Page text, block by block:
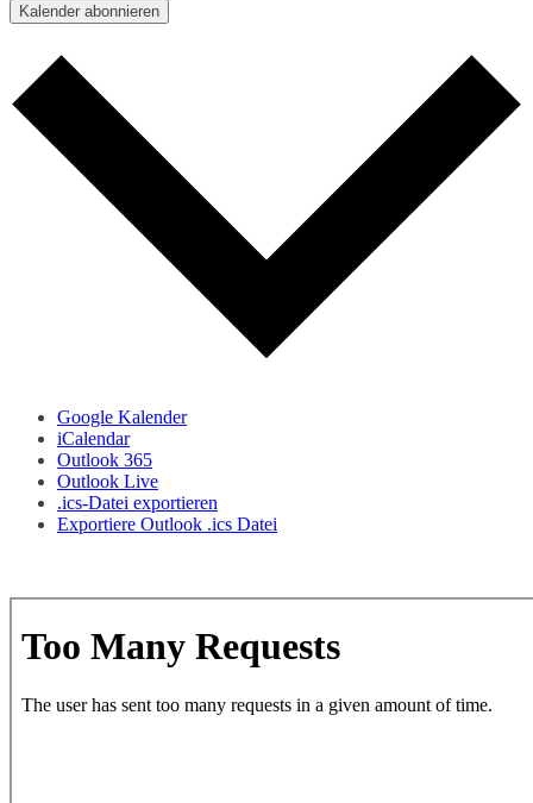
Kalender abonnieren
Google Kalender
iCalendar
Outlook 365
Outlook Live
.ics-Datei exportieren
Exportiere Outlook .ics Datei